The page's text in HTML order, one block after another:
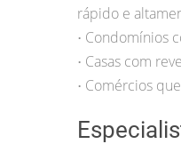
rápido e
• Condomínios
• Casas com
• Comércios